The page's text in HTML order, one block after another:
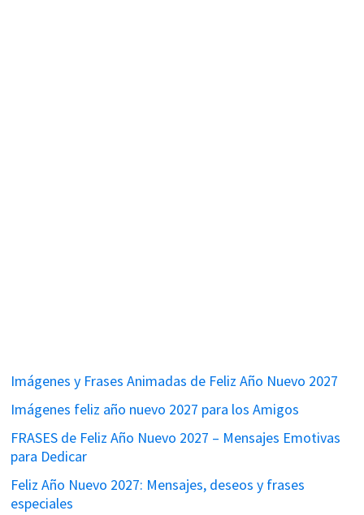
Imágenes y Frases Animadas de Feliz Año Nuevo 2027
Imágenes feliz año nuevo 2027 para los Amigos
FRASES de Feliz Año Nuevo 2027 – Mensajes Emotivas
para Dedicar
Feliz Año Nuevo 2027: Mensajes, deseos y frases
especiales